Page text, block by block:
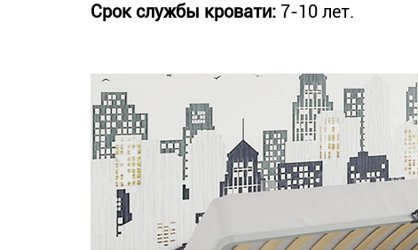
Срок службы кровати: 7-10 лет.